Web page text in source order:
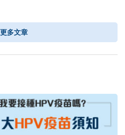
更多文章